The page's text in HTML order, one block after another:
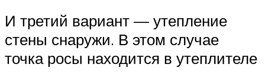
И третий вариант — утепление
стены снаружи. В этом случае
точка росы находится в утеплителе